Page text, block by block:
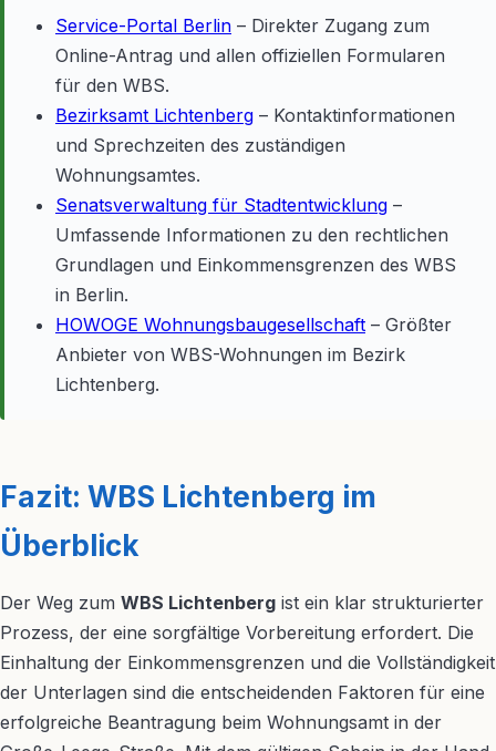
Service-Portal Berlin – Direkter Zugang zum
Online-Antrag und allen offiziellen Formularen
für den WBS.
Bezirksamt Lichtenberg – Kontaktinformationen
und Sprechzeiten des zuständigen
Wohnungsamtes.
Senatsverwaltung für Stadtentwicklung –
Umfassende Informationen zu den rechtlichen
Grundlagen und Einkommensgrenzen des WBS
in Berlin.
HOWOGE Wohnungsbaugesellschaft – Größter
Anbieter von WBS-Wohnungen im Bezirk
Lichtenberg.
Fazit: WBS Lichtenberg im
Überblick
Der Weg zum WBS Lichtenberg ist ein klar strukturierter
Prozess, der eine sorgfältige Vorbereitung erfordert. Die
Einhaltung der Einkommensgrenzen und die Vollständigkeit
der Unterlagen sind die entscheidenden Faktoren für eine
erfolgreiche Beantragung beim Wohnungsamt in der